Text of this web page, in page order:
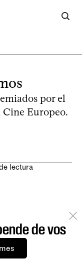
por el
Europeo.
lectura
de vos